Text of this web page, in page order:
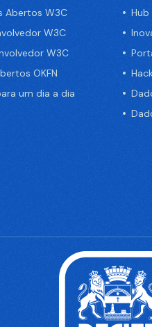
Abertos W3C
W3C
W3C
OKFN
um dia a dia
Hub